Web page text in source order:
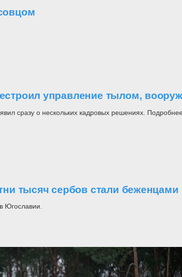
управление тылом,
сразу о нескольких кадровых решениях.
тысяч сербов стали беженцами
Югославии.